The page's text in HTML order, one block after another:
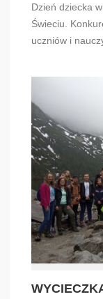
Dzień dziecka
Świeciu.
uczniów i